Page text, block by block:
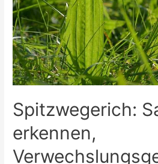
Spitzwegerich:
erkennen,